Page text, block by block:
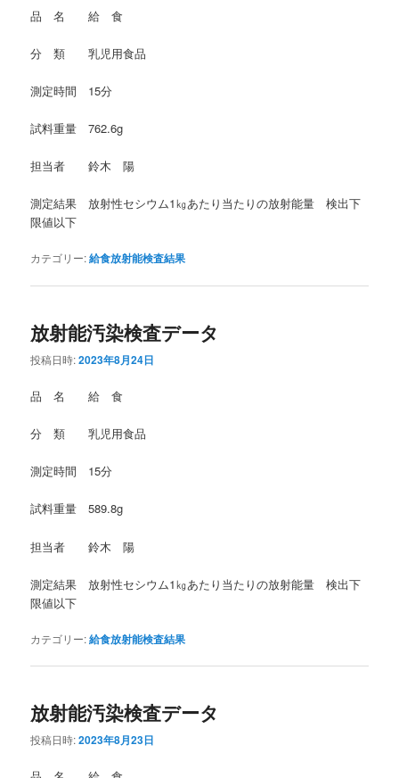
品 名 給 食
分 類 乳児用食品
測定時間 15分
試料重量 762.6g
担当者 鈴木 陽
測定結果 放射性セシウム1㎏あたり当たりの放射能量 検出下
限値以下
カテゴリー:給食放射能検査結果
放射能汚染検査データ
投稿日時:2023年8月24日
品 名 給 食
分 類 乳児用食品
測定時間 15分
試料重量 589.8g
担当者 鈴木 陽
測定結果 放射性セシウム1㎏あたり当たりの放射能量 検出下
限値以下
カテゴリー:給食放射能検査結果
放射能汚染検査データ
投稿日時:2023年8月23日